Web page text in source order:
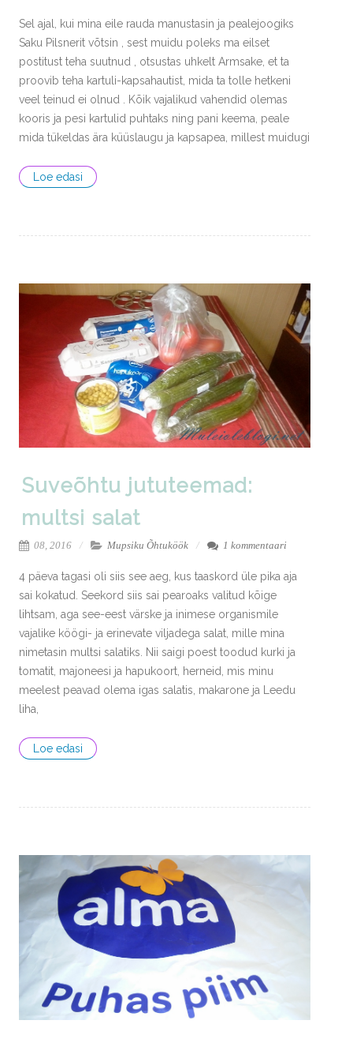
Sel ajal, kui mina eile rauda manustasin ja pealejoogiks
Saku Pilsnerit võtsin , sest muidu poleks ma eilset
postitust teha suutnud , otsustas uhkelt Armsake, et ta
proovib teha kartuli-kapsahautist, mida ta tolle hetkeni
veel teinud ei olnud . Kõik vajalikud vahendid olemas
kooris ja pesi kartulid puhtaks ning pani keema, peale
mida tükeldas ära küüslaugu ja kapsapea, millest muidugi
Loe edasi
Suveõhtu jututeemad:
multsi salat
08, 2016 Mupsiku Õhtuköök 1 kommentaari
4 päeva tagasi oli siis see aeg, kus taaskord üle pika aja
sai kokatud. Seekord siis sai pearoaks valitud kõige
lihtsam, aga see-eest värske ja inimese organismile
vajalike köögi- ja erinevate viljadega salat, mille mina
nimetasin multsi salatiks. Nii saigi poest toodud kurki ja
tomatit, majoneesi ja hapukoort, herneid, mis minu
meelest peavad olema igas salatis, makarone ja Leedu
liha,
Loe edasi